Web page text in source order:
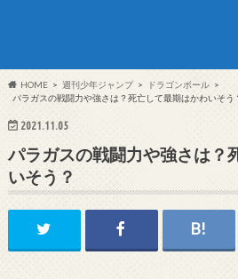
HOME 週刊少年ジャンプ
ドラゴンボール
パラガスの戦闘力や強さは？死亡して最期はかわいそう
2021.11.05
パラガスの戦闘力や強さは？
いそう？